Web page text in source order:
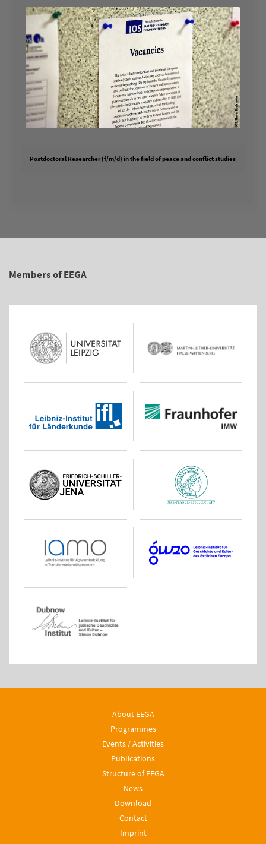
Postdoctoral Researcher (f/m/d) in the field of peace and conflict studies
Members of EEGA
About EEGA
Programmes
Events / Activities
Publications
Structure of EEGA
News
Download
Contact
Imprint